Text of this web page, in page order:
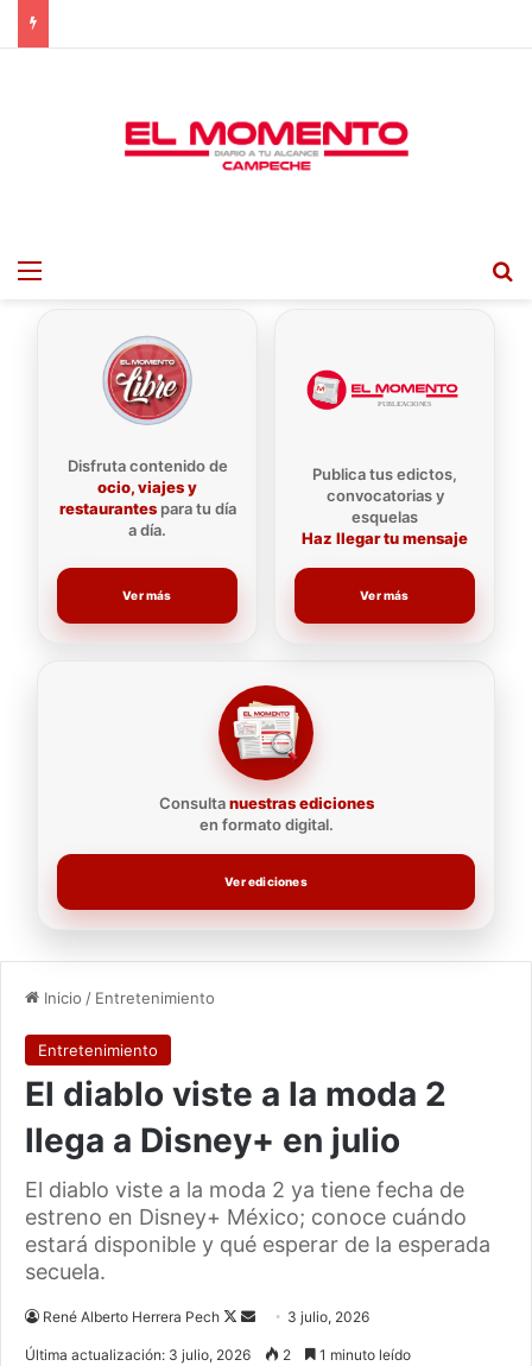
Menu
Disfruta contenido de
ocio, viajes y
restaurantespara tu día
a día.
Ver más
Consultanuestras ediciones
en formato digital.
Ver ediciones
Publica tus edictos,
convocatorias y
esquelas
Haz llegar tu mensaje
Ver más
Inicio / Entretenimiento
Entretenimiento
El diablo viste a la moda 2
llega a Disney+ en julio
El diablo viste a la moda 2 ya tiene fecha de
estreno en Disney+ México; conoce cuándo
estará disponible y qué esperar de la esperada
secuela.
René Alberto Herrera Pech
Follow
Send 3 julio, 2026
Última actualización: 3 julio, 2026 2 1 minuto leído